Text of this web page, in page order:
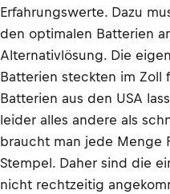
Erfahrungswerte. Dazu
den optimalen Batterien
Alternativlösung. Die
Batterien steckten im Zoll
Batterien aus den USA
leider alles andere als
braucht man jede Menge
Stempel. Daher sind die
nicht rechtzeitig